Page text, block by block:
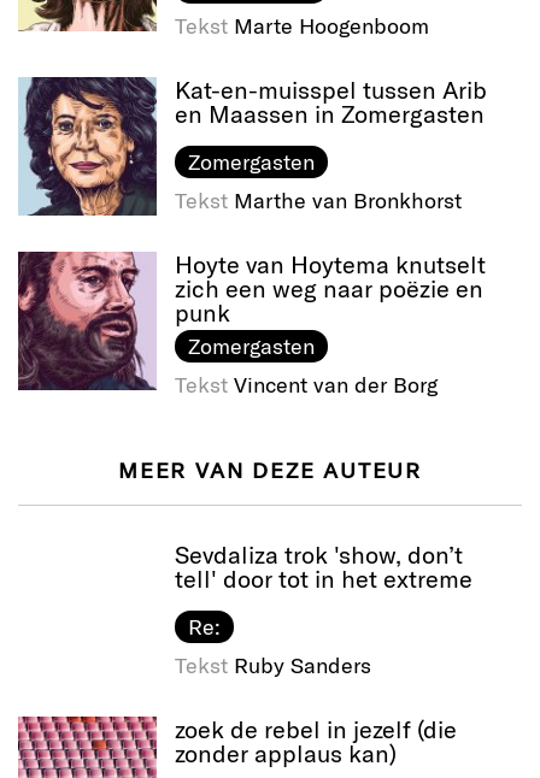
Tekst Marte Hoogenboom
Kat-en-muisspel tussen Arib
en Maassen in Zomergasten
Zomergasten
Tekst Marthe van Bronkhorst
Hoyte van Hoytema knutselt
zich een weg naar poëzie en
punk
Zomergasten
Tekst Vincent van der Borg
MEER VAN DEZE AUTEUR
Sevdaliza trok 'show, don’t
tell' door tot in het extreme
Re:
Tekst Ruby Sanders
zoek de rebel in jezelf (die
zonder applaus kan)